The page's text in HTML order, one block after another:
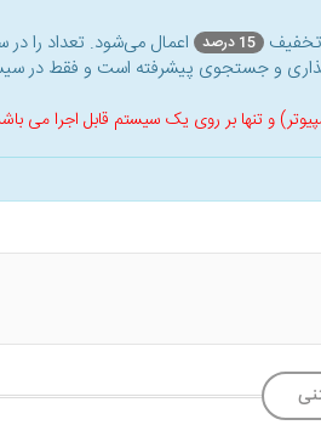
تخفیف 15 درصد
اعمال می‌شود. تعداد را در
و جستجوی پیشرفته است و فقط در
و تنها بر روی یک سیستم قابل اجرا می